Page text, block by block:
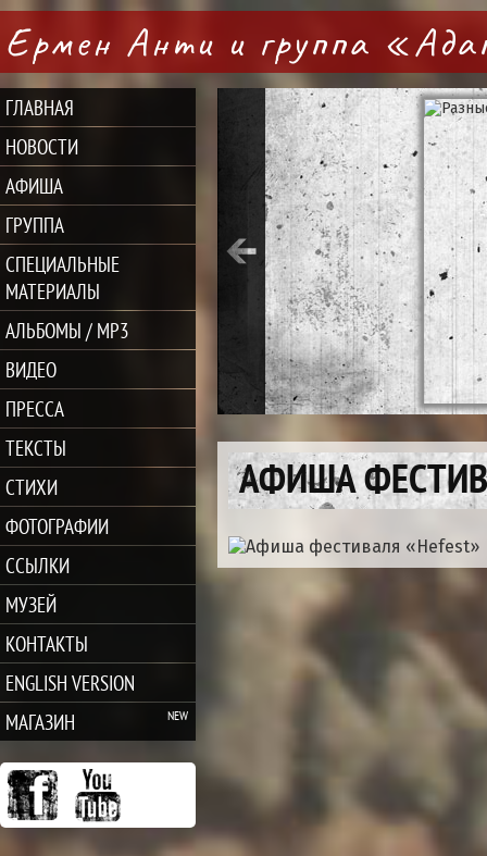
Ермен Анти и группа
ГЛАВНАЯ
НОВОСТИ
АФИША
ГРУППА
СПЕЦИАЛЬНЫЕ
МАТЕРИАЛЫ
АЛЬБОМЫ / MP3
ВИДЕО
ПРЕССА
ТЕКСТЫ
СТИХИ
ФОТОГРАФИИ
ССЫЛКИ
МУЗЕЙ
КОНТАКТЫ
ENGLISH VERSION
МАГАЗИН
АФИША